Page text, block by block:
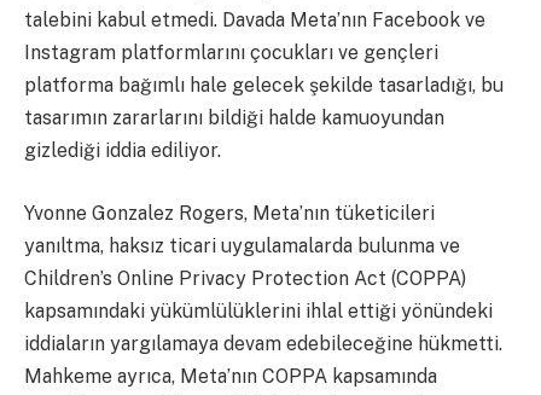
talebini kabul etmedi. Davada Meta’nın Facebook ve
Instagram platformlarını çocukları ve gençleri
platforma bağımlı hale gelecek şekilde tasarladığı, bu
tasarımın zararlarını bildiği halde kamuoyundan
gizlediği iddia ediliyor.
Yvonne Gonzalez Rogers, Meta’nın tüketicileri
yanıltma, haksız ticari uygulamalarda bulunma ve
Children’s Online Privacy Protection Act (COPPA)
kapsamındaki yükümlülüklerini ihlal ettiği yönündeki
iddiaların yargılamaya devam edebileceğine hükmetti.
Mahkeme ayrıca, Meta’nın COPPA kapsamında